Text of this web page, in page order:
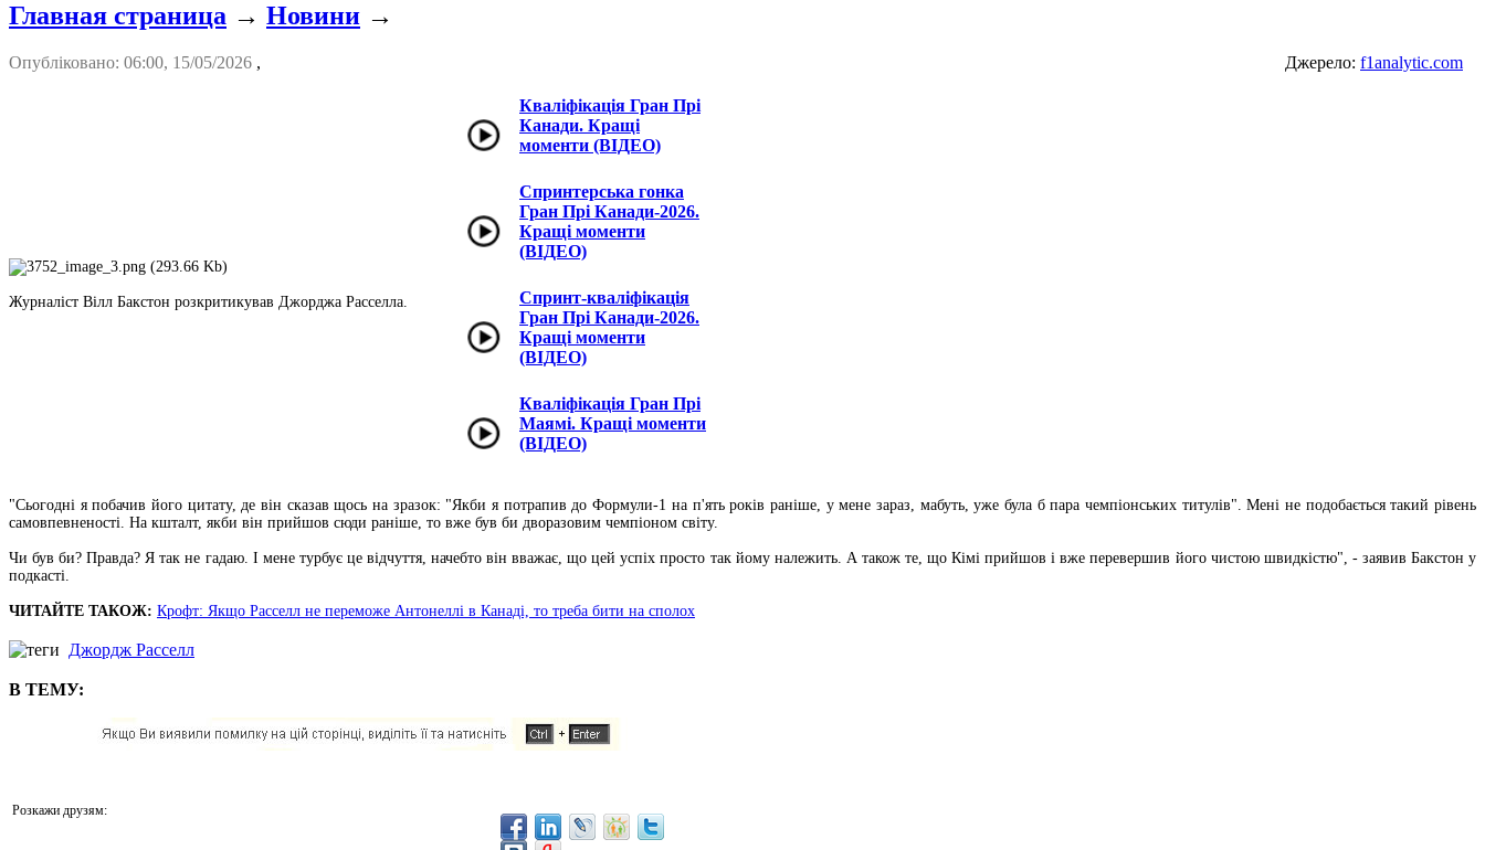
Главная страница → Новини →
Опубліковано: 06:00, 15/05/2026 , Джерело: f1analytic.com
Журналіст Вілл Бакстон розкритикував Джорджа Расселла.
Кваліфікація Гран Прі
Канади. Кращі
моменти (ВІДЕО)
Спринтерська гонка
Гран Прі Канади-2026.
Кращі моменти
(ВІДЕО)
Спринт-кваліфікація
Гран Прі Канади-2026.
Кращі моменти
(ВІДЕО)
Кваліфікація Гран Прі
Маямі. Кращі моменти
(ВІДЕО)
"Сьогодні я побачив його цитату, де він сказав щось на зразок: "Якби я потрапив до Формули-1 на п'ять років раніше, у мене зараз, мабуть, уже була б пара чемпіонських титулів". Мені не подобається такий рівень
самовпевненості. На кшталт, якби він прийшов сюди раніше, то вже був би дворазовим чемпіоном світу.
Чи був би? Правда? Я так не гадаю. І мене турбує це відчуття, начебто він вважає, що цей успіх просто так йому належить. А також те, що Кімі прийшов і вже перевершив його чистою швидкістю", - заявив Бакстон у
подкасті.
ЧИТАЙТЕ ТАКОЖ: Крофт: Якщо Расселл не переможе Антонеллі в Канаді, то треба бити на сполох
Джордж Расселл
В ТЕМУ:
Розкажи друзям: